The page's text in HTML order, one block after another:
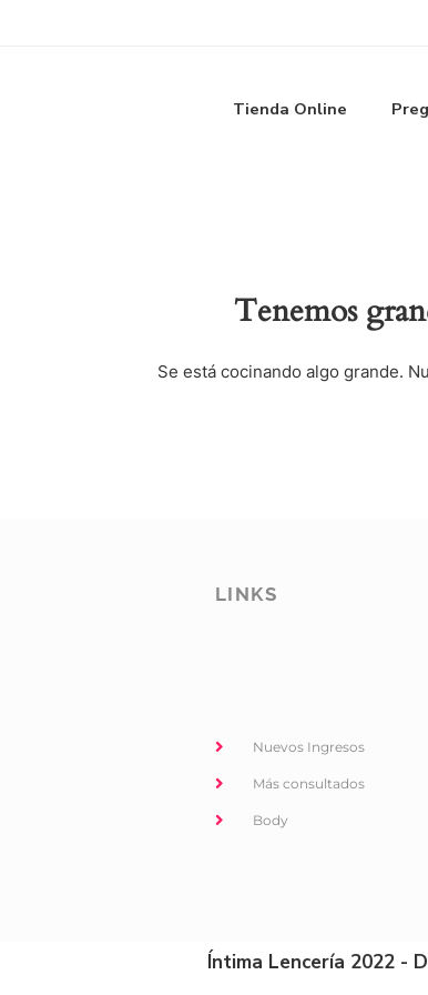
Tienda Online
Tenemos
Se está cocinando algo grande.
LINKS
Nuevos Ingresos
Más consultados
Body
Íntima Lencería 2022 -